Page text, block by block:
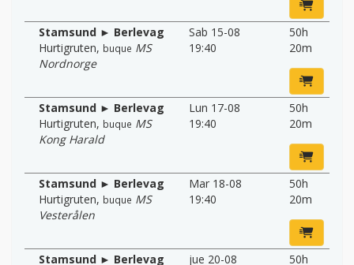
Stamsund ► Berlevag
Hurtigruten, buque MS
Nordnorge
Sab 15-08
19:40
50h
20m
Stamsund ► Berlevag
Hurtigruten, buque MS
Kong Harald
Lun 17-08
19:40
50h
20m
Stamsund ► Berlevag
Hurtigruten, buque MS
Vesterålen
Mar 18-08
19:40
50h
20m
Stamsund ► Berlevag
jue 20-08
50h